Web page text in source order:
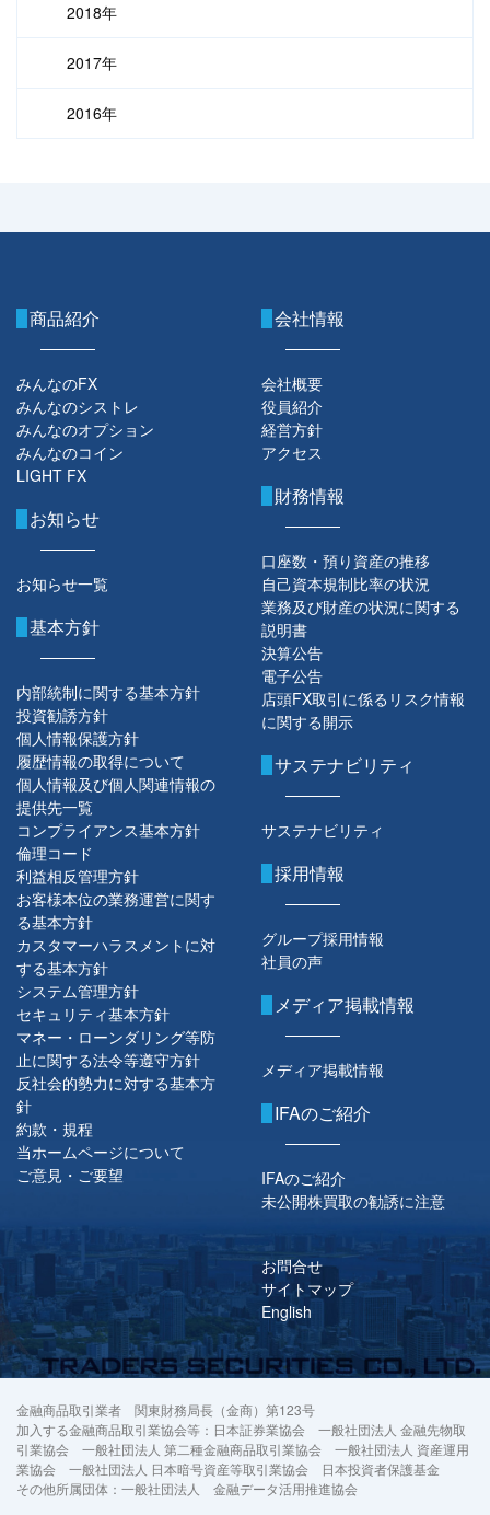
2018年
2017年
2016年
商品紹介
みんなのFX
みんなのシストレ
みんなのオプション
みんなのコイン
LIGHT FX
お知らせ
お知らせ一覧
会社情報
会社概要
役員紹介
経営方針
アクセス
財務情報
口座数・預り資産の推移
自己資本規制比率の状況
業務及び財産の状況に関する
説明書
決算公告
電子公告
店頭FX取引に係るリスク情報
に関する開示
基本方針
内部統制に関する基本方針
投資勧誘方針
個人情報保護方針
履歴情報の取得について
個人情報及び個人関連情報の
提供先一覧
コンプライアンス基本方針
倫理コード
利益相反管理方針
お客様本位の業務運営に関す
る基本方針
カスタマーハラスメントに対
する基本方針
システム管理方針
セキュリティ基本方針
マネー・ローンダリング等防
止に関する法令等遵守方針
反社会的勢力に対する基本方
針
約款・規程
当ホームページについて
ご意見・ご要望
サステナビリティ
サステナビリティ
採用情報
グループ採用情報
社員の声
メディア掲載情報
メディア掲載情報
IFAのご紹介
IFAのご紹介
未公開株買取の勧誘に注意
お問合せ
サイトマップ
English
金融商品取引業者 関東財務局長（金商）第123号
加入する金融商品取引業協会等：日本証券業協会 一般社団法人 金融先物取
引業協会 一般社団法人 第二種金融商品取引業協会 一般社団法人 資産運用
業協会 一般社団法人 日本暗号資産等取引業協会 日本投資者保護基金
その他所属団体：一般社団法人 金融データ活用推進協会